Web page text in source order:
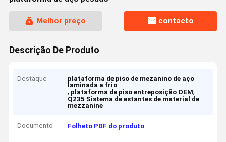
Melhor preço contacto
Descrição De Produto
Destaque
plataforma de piso de mezanino de aço
laminada a frio
, plataforma de piso entreposição OEM,
Q235 Sistema de estantes de material de
mezzanine
Documento Folheto PDF do produto